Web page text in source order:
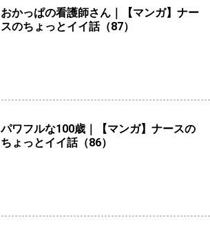
おかっぱの看護師さん｜【マンガ】ナー
スのちょっとイイ話（87）
パワフルな100歳｜【マンガ】ナースの
ちょっとイイ話（86）